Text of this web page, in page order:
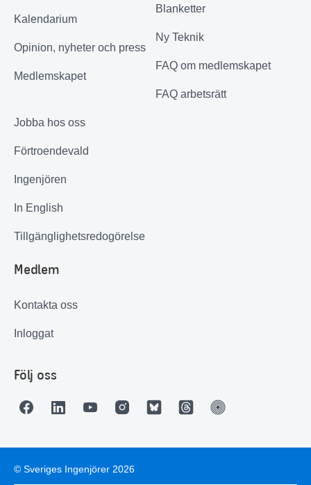
Kalendarium
Opinion, nyheter och press
Medlemskapet
Blanketter
Ny Teknik
FAQ om medlemskapet
FAQ arbetsrätt
Jobba hos oss
Förtroendevald
Ingenjören
In English
Tillgänglighetsredogörelse
Medlem
Kontakta oss
Inloggat
Följ oss
© Sveriges Ingenjörer 2026